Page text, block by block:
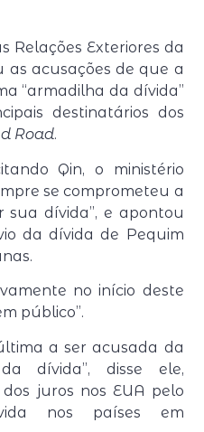
Relações Exteriores da
as acusações de que a
“armadilha da dívida”
destinatários dos
Road.
Qin, o ministério
se comprometeu a
dívida”, e apontou
da dívida de Pequim
no início deste
público”.
a ser acusada da
dívida”, disse ele,
juros nos EUA pelo
nos países em